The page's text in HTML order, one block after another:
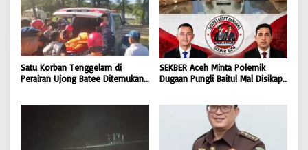
Satu Korban Tenggelam di
Perairan Ujong Batee Ditemukan,
SEKBER Aceh Minta Polemik
Dugaan Pungli Baitul Mal Disikapi
BONGKAR ‘Perkara.com